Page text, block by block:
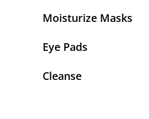
Moisturize Masks
Eye Pads
Cleanse